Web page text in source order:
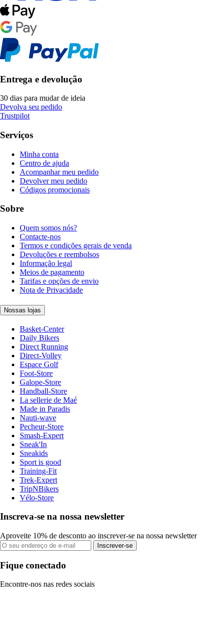
Entrega e devolução
30 dias para mudar de ideia
Devolva seu pedido
Trustpilot
Serviços
Minha conta
Centro de ajuda
Acompanhar meu pedido
Devolver meu pedido
Códigos promocionais
Sobre
Quem somos nós?
Contacte-nos
Termos e condições gerais de venda
Devoluções e reembolsos
Informação legal
Meios de pagamento
Tarifas e opções de envio
Nota de Privacidade
Nossas lojas
Basket-Center
Daily Bikers
Direct Running
Direct-Volley
Espace Golf
Foot-Store
Galope-Store
Handball-Store
La sellerie de Maé
Made in Paradis
Nauti-wave
Pecheur-Store
Smash-Expert
Sneak'In
Sneakids
Sport is good
Training-Fit
Trek-Expert
TripNBikers
Vélo-Store
Inscreva-se na nossa newsletter
Aproveite 10% de desconto ao inscrever-se na nossa newsletter
Inscrever-se
Fique conectado
Encontre-nos nas redes sociais